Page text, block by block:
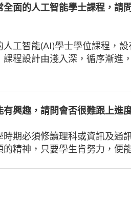
面的人工智能學士課程，請
工智能(AI)學士學位課程，
程設計由淺入深，循序漸進
興趣，請問會否很難跟上進
期必須修讀理科或資訊及通
精神，只要學生肯努力，便